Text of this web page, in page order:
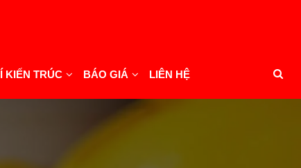
KIẾN TRÚC BÁO GIÁ LIÊN HỆ